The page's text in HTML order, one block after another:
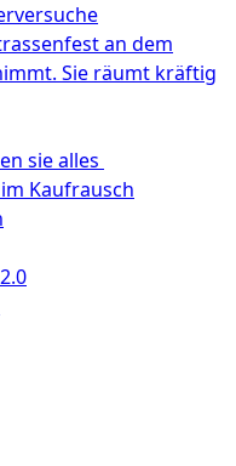
an dem
Sie räumt kräftig
sie alles
Kaufrausch